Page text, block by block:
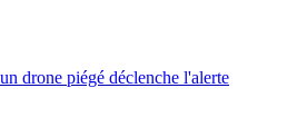
drone piégé déclenche l'alerte